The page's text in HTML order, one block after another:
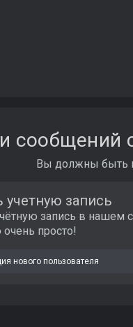
сообщений
Вы должны быть
учетную запись
запись в нашем
очень просто!
нового пользователя